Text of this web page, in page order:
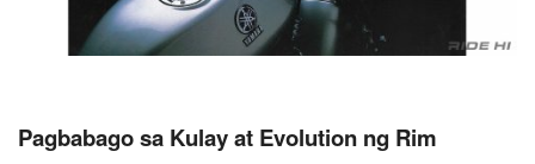
Pagbabago sa Kulay at Evolution ng Rim